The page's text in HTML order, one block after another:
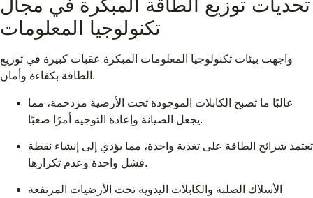
تحديات توزيع الطاقة المبكرة في مجال
تكنولوجيا المعلومات
واجهت بيئات تكنولوجيا المعلومات المبكرة عقبات كبيرة في توزيع
الطاقة بكفاءة وأمان.
غالبًا ما تصبح الكابلات الموجودة تحت الأرضية مزدحمة، مما
يجعل الصيانة وإعادة التوجيه أمرًا صعبًا.
تعتمد شرائح الطاقة على تغذية واحدة، مما يؤدي إلى إنشاء نقطة
فشل واحدة وعدم تكرارها.
الأسلاك الصلبة والكابلات اليدوية تحت الأرضيات المرتفعة